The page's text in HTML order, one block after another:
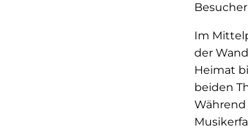
Im
der
Heimat
beiden
Während